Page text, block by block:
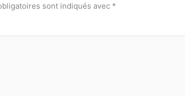
sont indiqués avec *